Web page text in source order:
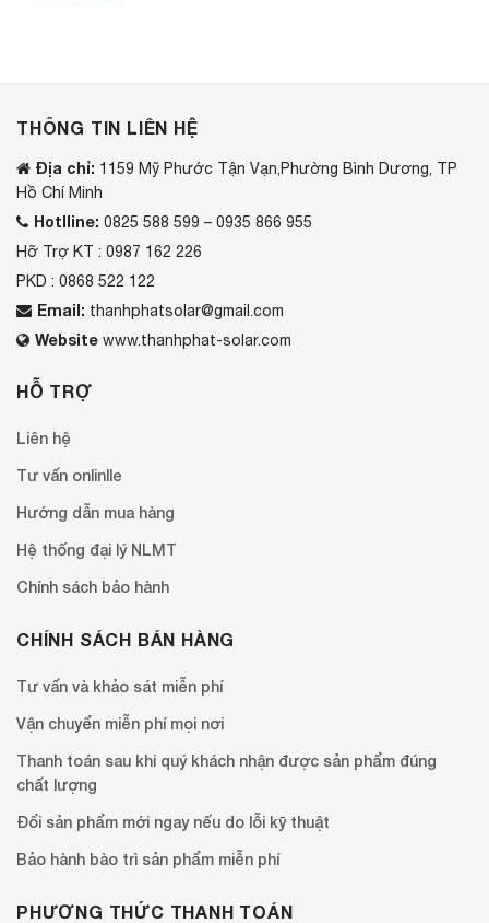
THÔNG TIN LIÊN HỆ
Địa chỉ: 1159 Mỹ Phước Tận Vạn,Phường Bình Dương, TP
Hồ Chí Minh
Hotlline: 0825 588 599 – 0935 866 955
Hỡ Trợ KT : 0987 162 226
PKD : 0868 522 122
Email: thanhphatsolar@gmail.com
Website www.thanhphat-solar.com
HỖ TRỢ
Liên hệ
Tư vấn onlinlle
Hướng dẫn mua hàng
Hệ thống đại lý NLMT
Chính sách bảo hành
CHÍNH SÁCH BÁN HÀNG
Tư vấn và khảo sát miễn phí
Vận chuyển miễn phí mọi nơi
Thanh toán sau khi quý khách nhận được sản phẩm đúng
chất lượng
Đổi sản phẩm mới ngay nếu do lỗi kỹ thuật
Bảo hành bào trì sản phẩm miễn phí
PHƯƠNG THỨC THANH TOÁN